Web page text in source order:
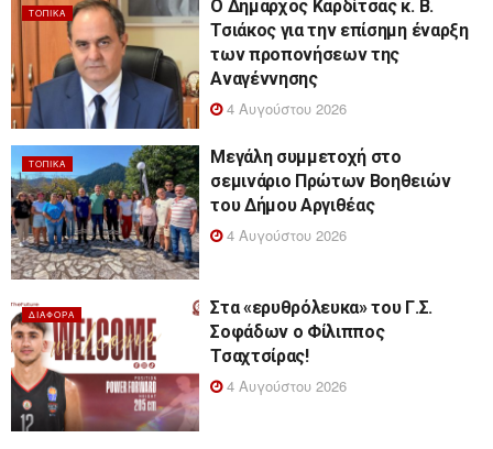
ΤΟΠΙΚΆ
Ο Δήμαρχος Καρδίτσας κ. Β.
Τσιάκος για την επίσημη έναρξη
των προπονήσεων της
Αναγέννησης
4 Αυγούστου 2026
ΤΟΠΙΚΆ
Μεγάλη συμμετοχή στο
σεμινάριο Πρώτων Βοηθειών
του Δήμου Αργιθέας
4 Αυγούστου 2026
ΔΙΆΦΟΡΑ
Στα «ερυθρόλευκα» του Γ.Σ.
Σοφάδων ο Φίλιππος
Τσαχτσίρας!
4 Αυγούστου 2026